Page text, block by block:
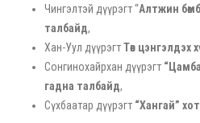
Чингэлтэй дүүрэгт “Алтжин
талбайд,
Хан-Уул дүүрэгтТөв цэнгэлдэх
Сонгинохайрхан дүүрэгт
гадна талбайд,
Сүхбаатар дүүрэгт “Хангай”